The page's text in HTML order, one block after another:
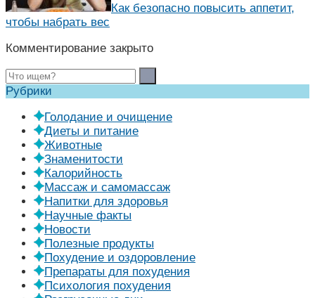
Как безопасно повысить аппетит,
чтобы набрать вес
Комментирование закрыто
Рубрики
Голодание и очищение
Диеты и питание
Животные
Знаменитости
Калорийность
Массаж и самомассаж
Напитки для здоровья
Научные факты
Новости
Полезные продукты
Похудение и оздоровление
Препараты для похудения
Психология похудения